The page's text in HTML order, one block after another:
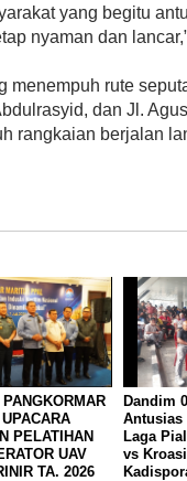
yang begitu
nyaman dan
menempuh rute
dan Jl.
rangkaian berjalan
PELATIHAN
UAV
TA. 2026
Dandim
Antusias
Laga
vs